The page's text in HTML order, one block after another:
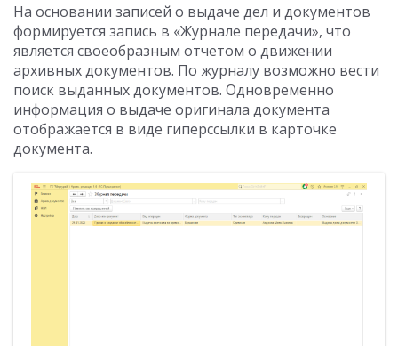
На основании записей о выдаче дел и документов
формируется запись в «Журнале передачи», что
является своеобразным отчетом о движении
архивных документов. По журналу возможно вести
поиск выданных документов. Одновременно
информация о выдаче оригинала документа
отображается в виде гиперссылки в карточке
документа.